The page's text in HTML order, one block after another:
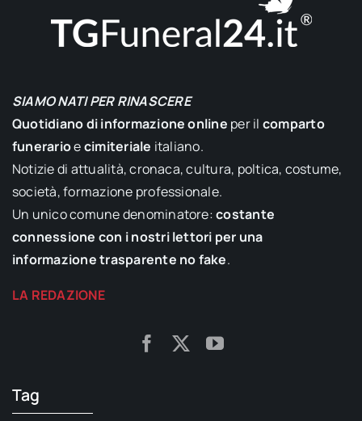
SIAMO NATI PER RINASCERE
Quotidiano di informazione online per il comparto
funerarioecimiteriale italiano.
Notizie di attualità, cronaca, cultura, poltica, costume,
società, formazione professionale.
Un unico comune denominatore:costante
connessione con i nostri lettori per una
informazione trasparente no fake.
LA REDAZIONE
Tag